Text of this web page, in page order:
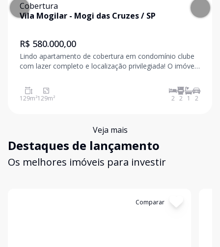
Cobertura
Vila Mogilar - Mogi das Cruzes/ SP
R$ 580.000,00
Lindo apartamento de cobertura em condomínio clube
com lazer completo e localização privilegiada! O imóvel
distintos Cozinha com planejados Área de serviço
estendida com divisória de vidro
129m²129m² 2 2 1 2
Veja mais
Destaques de lançamento
Os melhores imóveis para investir
Comparar